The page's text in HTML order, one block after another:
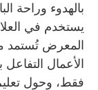
بالهدوء وراحة
يستخدم في
المعرض تُستمد
الأعمال
فقط، وحول